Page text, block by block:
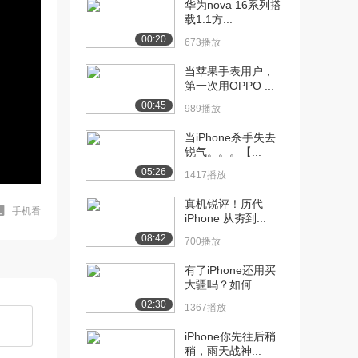
手机看
00:20
华为nova 16系列搭
载1:1方...
673播放
00:45
当苹果手表用户，
第一次用OPPO ...
989播放
05:26
当iPhone杀手失去
锐气。。。【...
1417播放
08:42
真机锐评！历代
iPhone 从夯到...
700播放
02:30
有了iPhone还用买
大疆吗？如何...
1367播放
iPhone你先往后稍
稍，雨天战神...